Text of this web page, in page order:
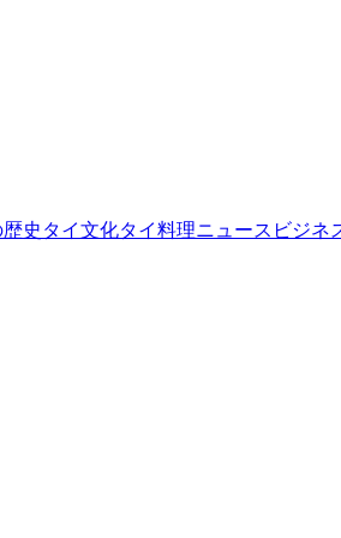
史 タイ文化タイ料理ニュース ビジネ